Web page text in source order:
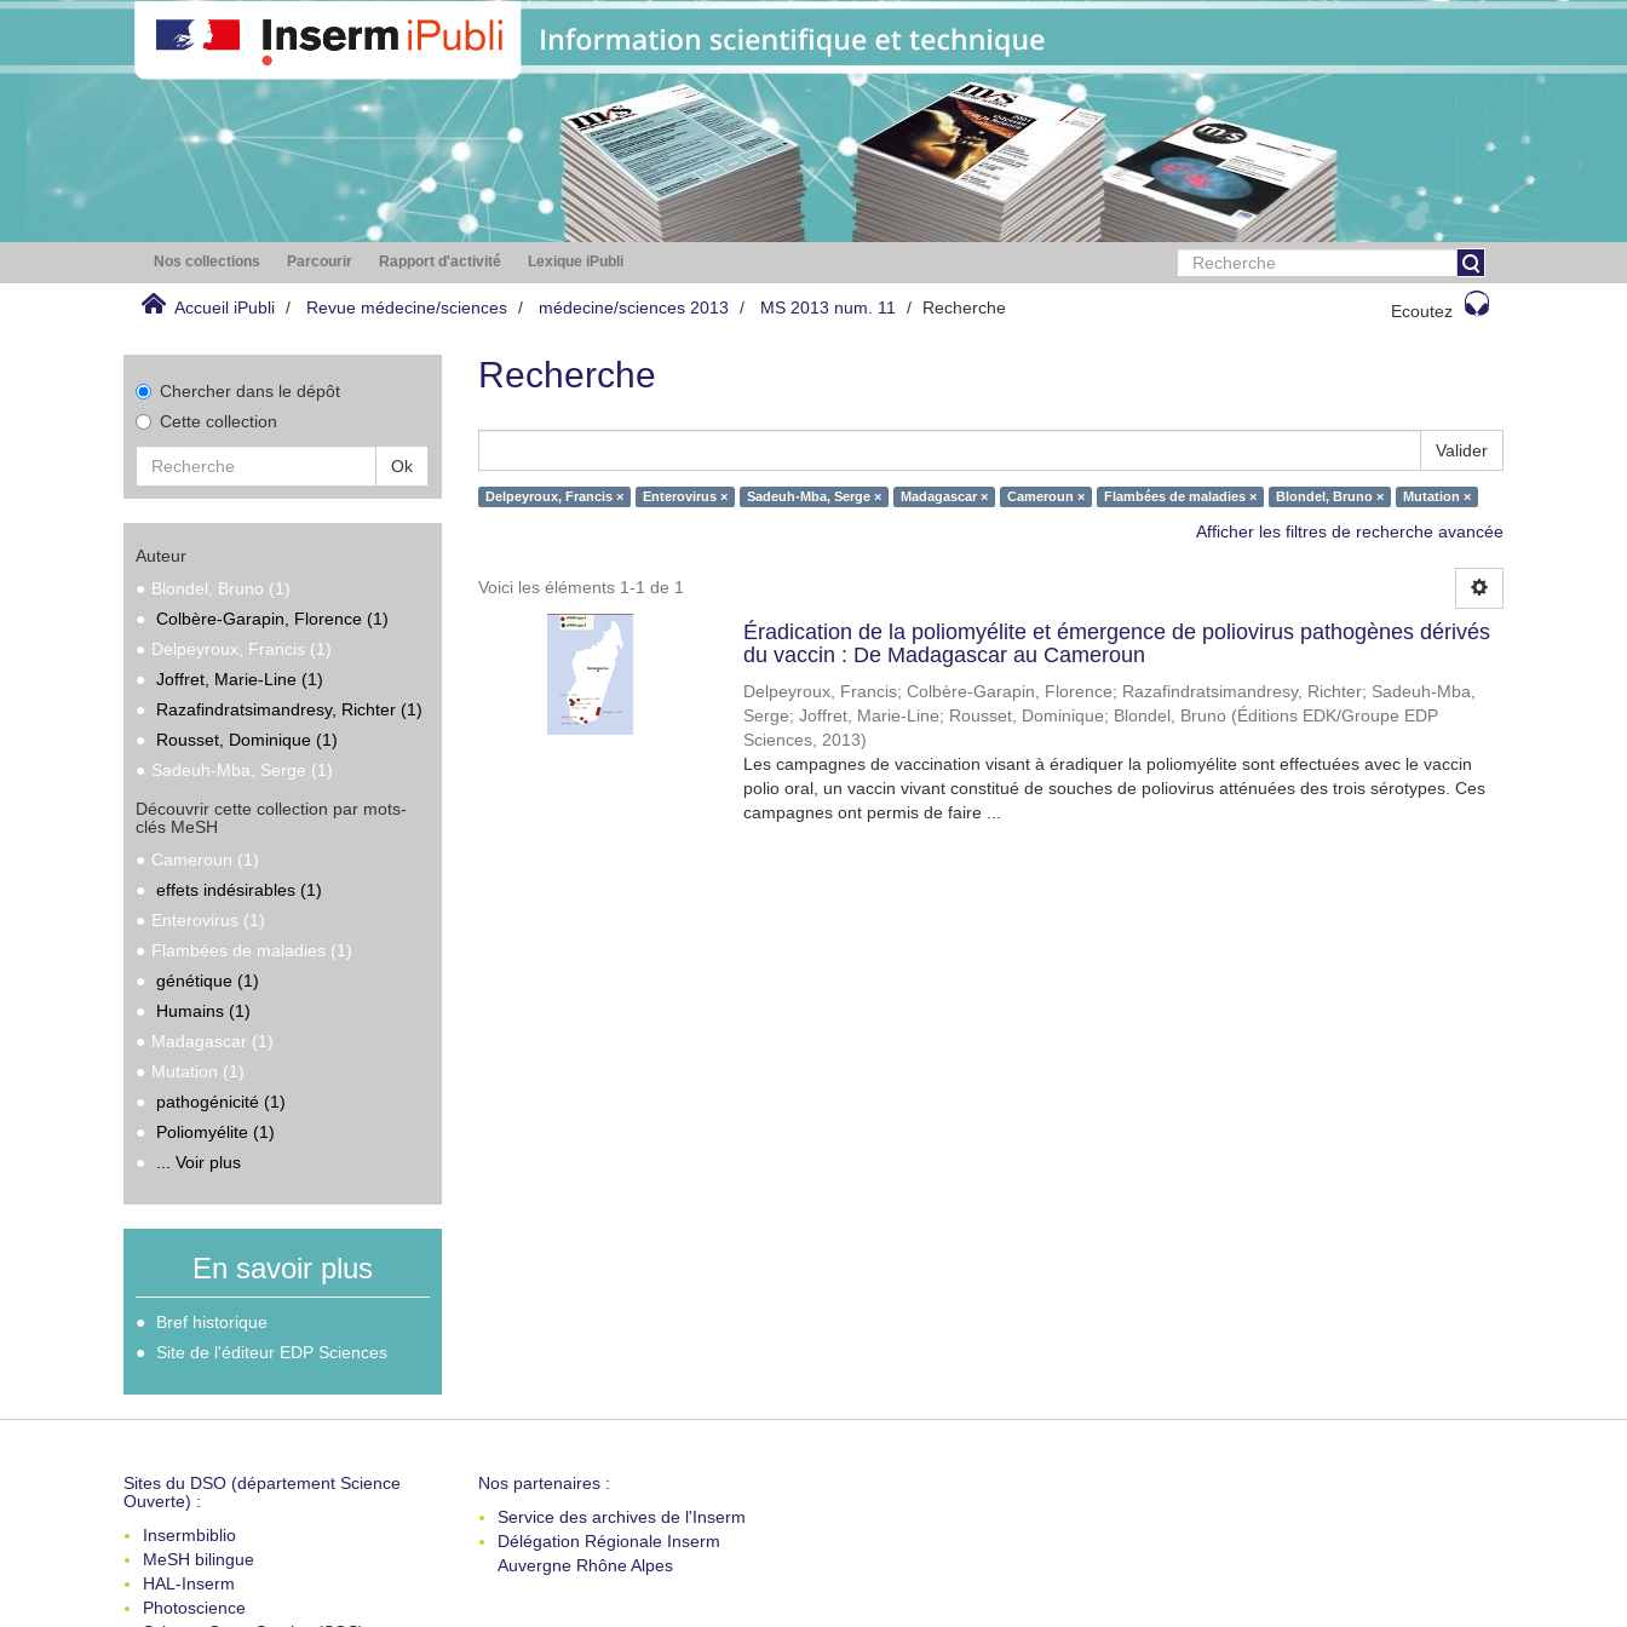
Nos collections Parcourir Rapport d'activité Lexique iPubli
Accueil iPubli Revue médecine/sciences médecine/sciences 2013 MS 2013 num. 11 Recherche Ecoutez
Chercher dans le dépôt
Cette collection
Ok
Auteur
Blondel, Bruno (1)
Colbère-Garapin, Florence (1)
Delpeyroux, Francis (1)
Joffret, Marie-Line (1)
Razafindratsimandresy, Richter (1)
Rousset, Dominique (1)
Sadeuh-Mba, Serge (1)
Découvrir cette collection par mots-
clés MeSH
Cameroun (1)
effets indésirables (1)
Enterovirus (1)
Flambées de maladies (1)
génétique (1)
Humains (1)
Madagascar (1)
Mutation (1)
pathogénicité (1)
Poliomyélite (1)
... Voir plus
En savoir plus
Bref historique
Site de l'éditeur EDP Sciences
Recherche
Valider
Delpeyroux, Francis × Enterovirus × Sadeuh-Mba, Serge × Madagascar × Cameroun × Flambées de maladies × Blondel, Bruno × Mutation ×
Afficher les filtres de recherche avancée
Voici les éléments 1-1 de 1
Éradication de la poliomyélite et émergence de poliovirus pathogènes dérivés
du vaccin : De Madagascar au Cameroun
Delpeyroux, Francis; Colbère-Garapin, Florence; Razafindratsimandresy, Richter; Sadeuh-Mba,
Serge; Joffret, Marie-Line; Rousset, Dominique; Blondel, Bruno (Éditions EDK/Groupe EDP
Sciences, 2013)
Les campagnes de vaccination visant à éradiquer la poliomyélite sont effectuées avec le vaccin
polio oral, un vaccin vivant constitué de souches de poliovirus atténuées des trois sérotypes. Ces
campagnes ont permis de faire ...
Sites du DSO (département Science
Ouverte) :
Insermbiblio
MeSH bilingue
HAL-Inserm
Photoscience
Nos partenaires :
Service des archives de l'Inserm
Délégation Régionale Inserm
Auvergne Rhône Alpes